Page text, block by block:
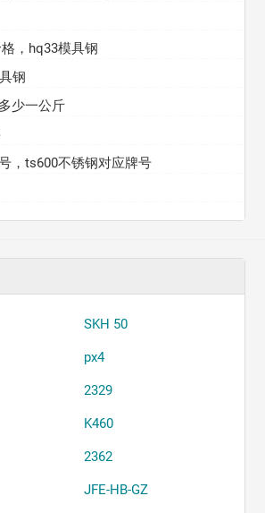
，hq33模具钢
钢
少一公斤
，ts600不锈钢对应牌号
SKH 50
px4
2329
K460
2362
JFE-HB-GZ